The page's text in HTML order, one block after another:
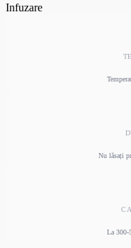
Infuzare
Nu lăsați
La 300-